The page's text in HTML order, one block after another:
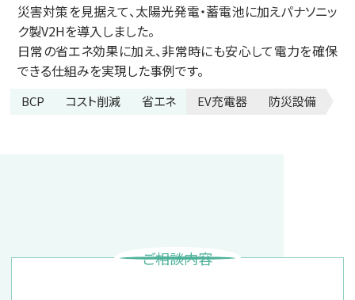
災害対策を見据えて、太陽光発電・蓄電池に加えパナソニッ
ク製V2Hを導入しました。
日常の省エネ効果に加え、非常時にも安心して電力を確保
できる仕組みを実現した事例です。
BCP コスト削減 省エネ EV充電器 防災設備
ご相談内容